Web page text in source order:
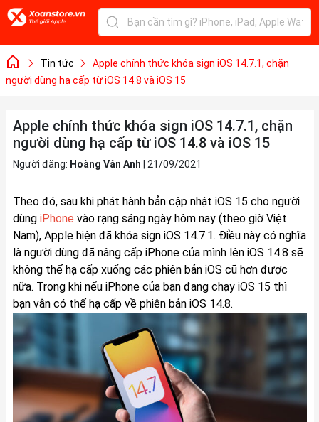
Tin tức
Apple chính thức khóa sign iOS 14.7.1, chặn
người dùng hạ cấp từ iOS 14.8 và iOS 15
Apple chính thức khóa sign iOS 14.7.1, chặn
người dùng hạ cấp từ iOS 14.8 và iOS 15
Người đăng: Hoàng Vân Anh 21/09/2021
Theo đó, sau khi phát hành bản cập nhật iOS 15 cho người
dùng iPhone vào rạng sáng ngày hôm nay (theo giờ Việt
Nam), Apple hiện đã khóa sign iOS 14.7.1. Điều này có nghĩa
là người dùng đã nâng cấp iPhone của mình lên iOS 14.8 sẽ
không thể hạ cấp xuống các phiên bản iOS cũ hơn được
nữa. Trong khi nếu iPhone của bạn đang chạy iOS 15 thì
bạn vẫn có thể hạ cấp về phiên bản iOS 14.8.